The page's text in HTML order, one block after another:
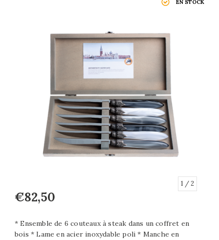
EN STOCK
1 / 2
€82,50
* Ensemble de 6 couteaux à steak dans un coffret en
bois * Lame en acier inoxydable poli * Manche en